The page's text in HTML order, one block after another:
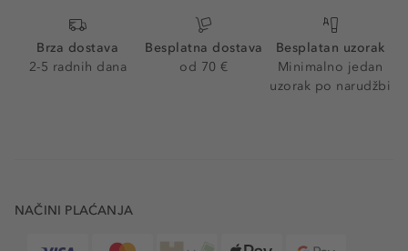
Brza dostava
2-5 radnih dana
Besplatna dostava
od 70 €
Besplatan uzorak
Minimalno jedan
uzorak po narudžbi
NAČINI PLAĆANJA